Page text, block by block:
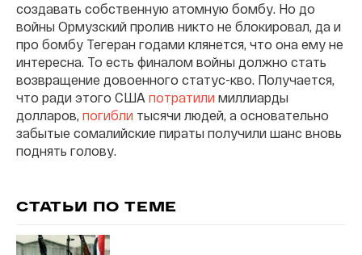
создавать собственную атомную бомбу. Но до
войны Ормузский пролив никто не блокировал, да и
про бомбу Тегеран годами клянется, что она ему не
интересна. То есть финалом войны должно стать
возвращение довоенного статус-кво. Получается,
что ради этого США потратили миллиарды
долларов, погибли тысячи людей, а основательно
забытые сомалийские пираты получили шанс вновь
поднять голову.
СТАТЬИ ПО ТЕМЕ